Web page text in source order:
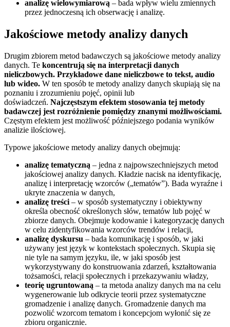
analizę wielowymiarową – bada wpływ wielu zmiennych
przez jednoczesną ich obserwację i analizę.
Jakościowe metody analizy danych
Drugim zbiorem metod badawczych są jakościowe metody analizy
danych. Te koncentrują się na interpretacji danych
nieliczbowych. Przykładowe dane nieliczbowe to tekst, audio
lub wideo. W ten sposób te metody analizy danych skupiają się na
poznaniu i zrozumieniu pojęć, opinii lub
doświadczeń. Najczęstszym efektem stosowania tej metody
badawczej jest rozróżnienie pomiędzy znanymi możliwościami.
Częstym efektem jest możliwość późniejszego podania wyników
analizie ilościowej.
Typowe jakościowe metody analizy danych obejmują:
analizę tematyczną – jedna z najpowszechniejszych metod
jakościowej analizy danych. Kładzie nacisk na identyfikację,
analizę i interpretację wzorców („tematów”). Bada wyraźne i
ukryte znaczenia w danych,
analizę treści – w sposób systematyczny i obiektywny
określa obecność określonych słów, tematów lub pojęć w
zbiorze danych. Obejmuje kodowanie i kategoryzację danych
w celu zidentyfikowania wzorców trendów i relacji,
analizę dyskursu – bada komunikację i sposób, w jaki
używany jest język w kontekstach społecznych. Skupia się
nie tyle na samym języku, ile, w jaki sposób jest
wykorzystywany do konstruowania zdarzeń, kształtowania
tożsamości, relacji społecznych i przekazywaniu władzy,
teorię ugruntowaną – ta metoda analizy danych ma na celu
wygenerowanie lub odkrycie teorii przez systematyczne
gromadzenie i analizę danych. Gromadzenie danych ma
pozwolić wzorcom tematom i koncepcjom wyłonić się ze
zbioru organicznie.